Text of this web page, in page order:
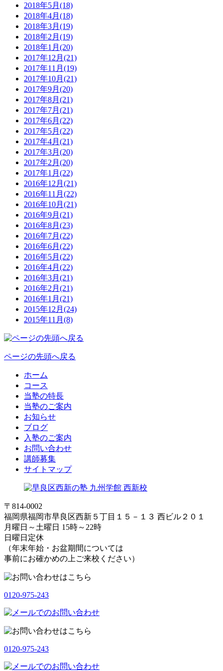
2018年5月(18)
2018年4月(18)
2018年3月(19)
2018年2月(19)
2018年1月(20)
2017年12月(21)
2017年11月(19)
2017年10月(21)
2017年9月(20)
2017年8月(21)
2017年7月(21)
2017年6月(22)
2017年5月(22)
2017年4月(21)
2017年3月(20)
2017年2月(20)
2017年1月(22)
2016年12月(21)
2016年11月(22)
2016年10月(21)
2016年9月(21)
2016年8月(23)
2016年7月(22)
2016年6月(22)
2016年5月(22)
2016年4月(22)
2016年3月(21)
2016年2月(21)
2016年1月(21)
2015年12月(24)
2015年11月(8)
ページの先頭へ戻る
ホーム
コース
当塾の特長
当塾のご案内
お知らせ
ブログ
入塾のご案内
お問い合わせ
講師募集
サイトマップ
〒814-0002
福岡県福岡市早良区西新５丁目１５－１３ 西ビル２０１
月曜日～土曜日 15時～22時
日曜日定休
（年末年始・お盆期間については
事前にお確かめの上ご来校ください）
0120-975-243
0120-975-243